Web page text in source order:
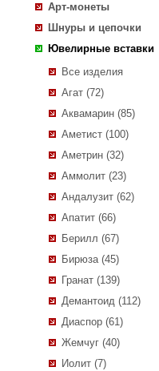
Арт-монеты
Шнуры и цепочки
Ювелирные вставки
Все изделия
Агат (72)
Аквамарин (85)
Аметист (100)
Аметрин (32)
Аммолит (23)
Андалузит (62)
Апатит (66)
Берилл (67)
Бирюза (45)
Гранат (139)
Демантоид (112)
Диаспор (61)
Жемчуг (40)
Иолит (7)